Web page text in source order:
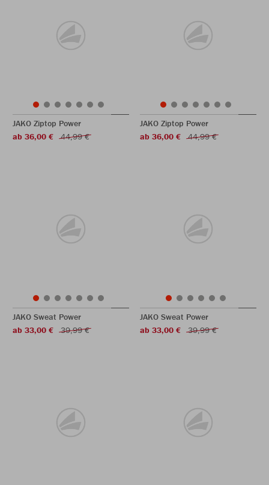
JAKO Ziptop Power
ab 36,00 €
44,99 €
JAKO Ziptop Power
ab 36,00 €
44,99 €
JAKO Sweat Power
ab 33,00 €
39,99 €
JAKO Sweat Power
ab 33,00 €
39,99 €